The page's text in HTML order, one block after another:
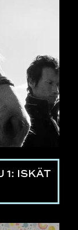
1: ISKÄT